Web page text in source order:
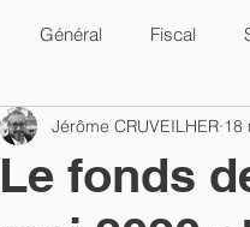
Général Fiscal
Le fonds
Jérôme CRUVEILHER 18